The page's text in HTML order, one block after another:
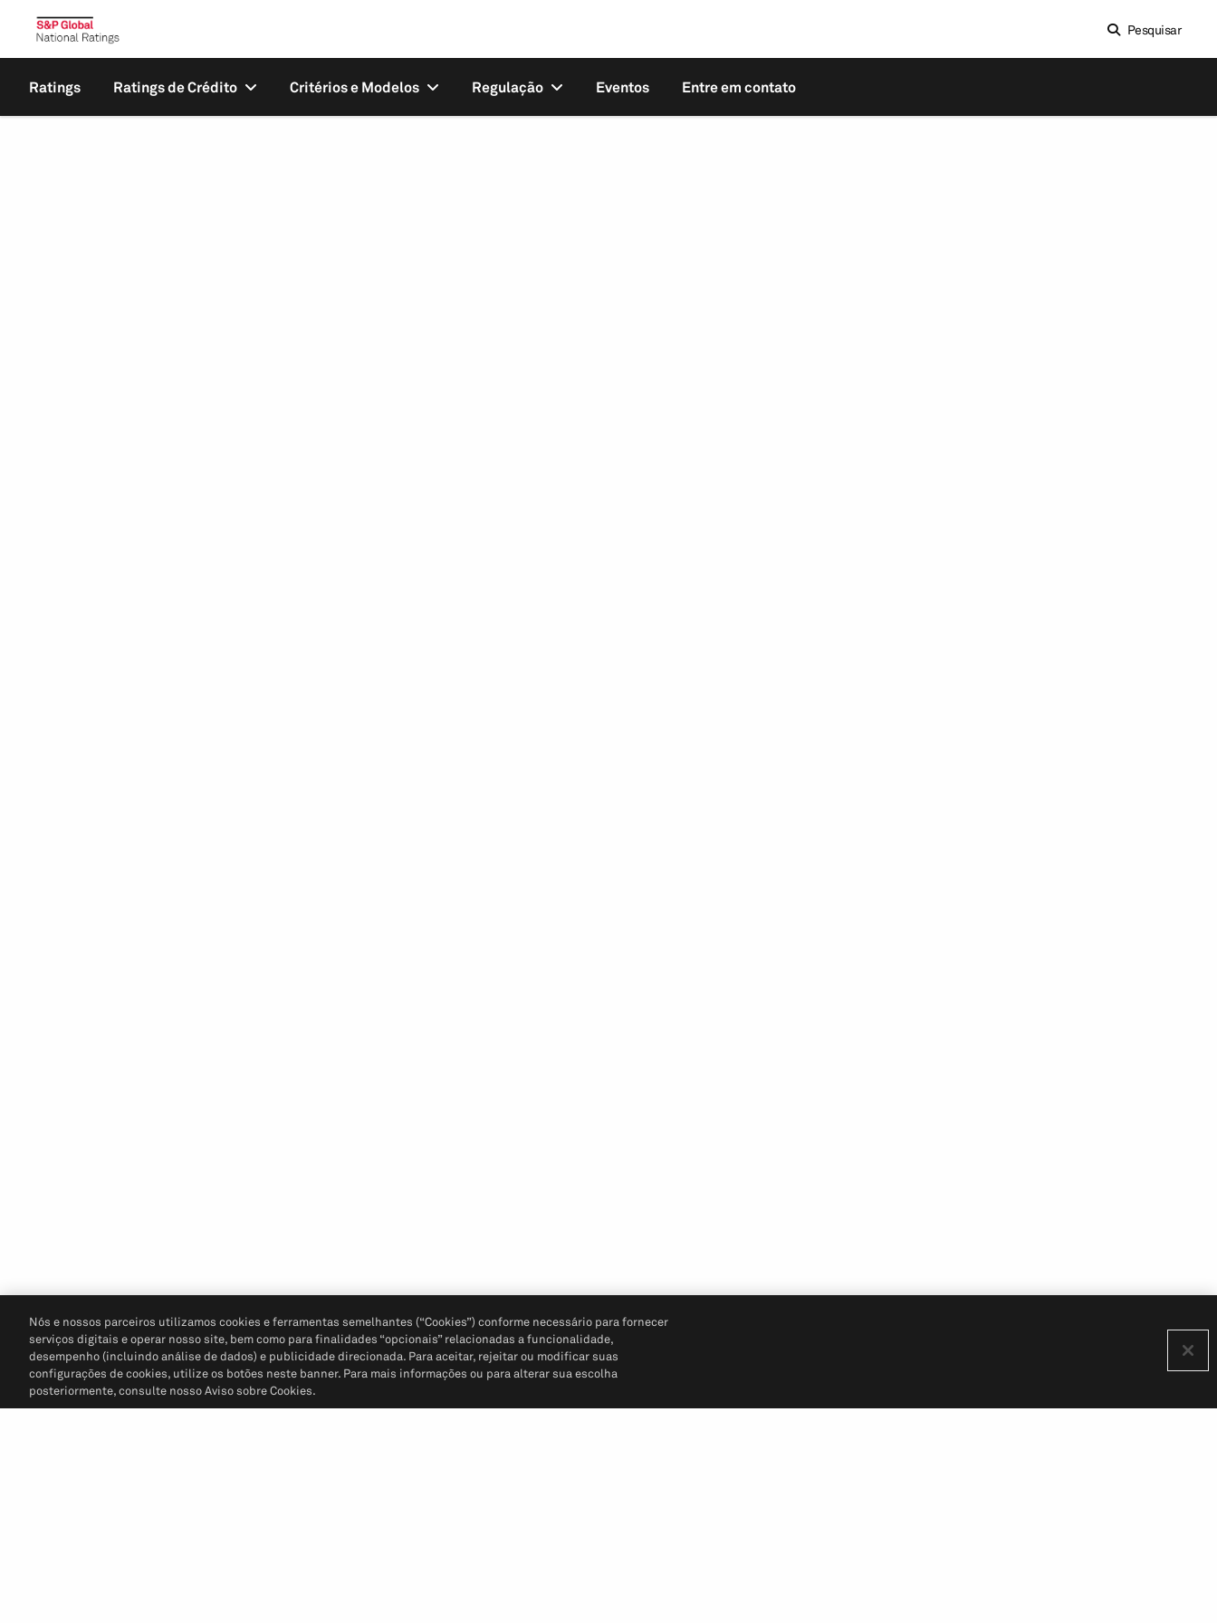
Pesquisar
Ratings Ratings de Crédito Critérios e Modelos Regulação Eventos Entre em contato
Nós e nossos parceiros utilizamos cookies e ferramentas semelhantes (“Cookies”) conforme necessário para fornecer
serviços digitais e operar nosso site, bem como para finalidades “opcionais” relacionadas a funcionalidade,
desempenho (incluindo análise de dados) e publicidade direcionada. Para aceitar, rejeitar ou modificar suas
configurações de cookies, utilize os botões neste banner. Para mais informações ou para alterar sua escolha
posteriormente, consulte nosso Aviso sobre Cookies.